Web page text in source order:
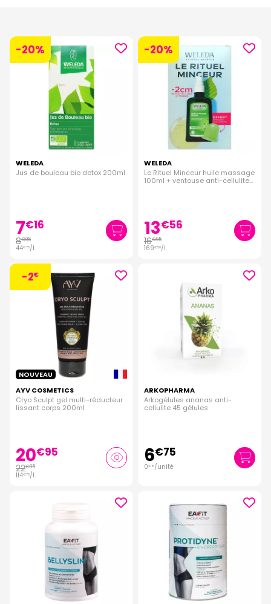
-20%
WELEDA
Jus de bouleau bio detox 200ml
7€16
8€95
44€75/l.
-20%
WELEDA
Le Rituel Minceur huile massage
100ml + ventouse anti-cellulite
13€56
16€95
169€50/l.
-2€
NOUVEAU
AYV COSMETICS
Cryo Sculpt gel multi-réducteur
lissant corps 200ml
20€95
22€95
114€75/l.
ARKOPHARMA
Arkogélules ananas anti-
cellulite 45 gélules
6€75
0€ 15/unité